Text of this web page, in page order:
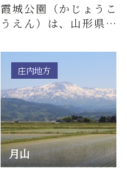
霞城公園（かじょうこ
うえん）は、山形県山
に位置する都市公園で
す。東北…
月山
庄内地方